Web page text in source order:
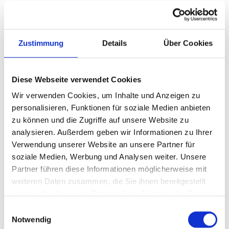
Zustimmung Details Über Cookies
Diese Webseite verwendet Cookies
Wir verwenden Cookies, um Inhalte und Anzeigen zu
personalisieren, Funktionen für soziale Medien anbieten
zu können und die Zugriffe auf unsere Website zu
analysieren. Außerdem geben wir Informationen zu Ihrer
Verwendung unserer Website an unsere Partner für
soziale Medien, Werbung und Analysen weiter. Unsere
Partner führen diese Informationen möglicherweise mit
weiteren Daten zusammen, die Sie ihnen bereitgestellt
Notwendig
Dieses Rezept drucken